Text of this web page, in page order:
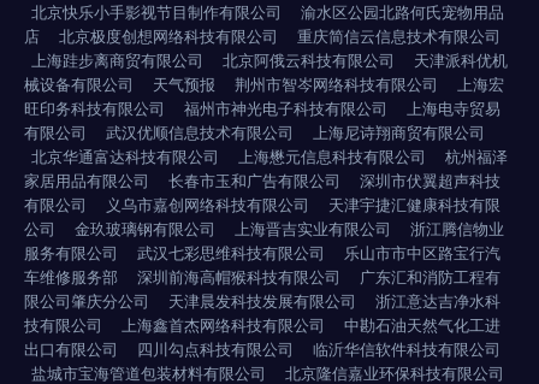
北京快乐小手影视节目制作有限公司
渝水区公园北路何氏宠物用品
店
北京极度创想网络科技有限公司
重庆简信云信息技术有限公司
上海跬步离商贸有限公司
北京阿俄云科技有限公司
天津派科优机
械设备有限公司
天气预报 荆州市智岑网络科技有限公司
上海宏
旺印务科技有限公司
福州市神光电子科技有限公司
上海电寺贸易
有限公司
武汉优顺信息技术有限公司
上海尼诗翔商贸有限公司
北京华通富达科技有限公司
上海懋元信息科技有限公司
杭州福泽
家居用品有限公司
长春市玉和广告有限公司
深圳市伏翼超声科技
有限公司
义乌市嘉创网络科技有限公司
天津宇捷汇健康科技有限
公司
金玖玻璃钢有限公司 上海晋吉实业有限公司
浙江腾信物业
服务有限公司
武汉七彩思维科技有限公司
乐山市市中区路宝行汽
车维修服务部
深圳前海高帽猴科技有限公司
广东汇和消防工程有
限公司肇庆分公司
天津晨发科技发展有限公司
浙江意达吉净水科
技有限公司
上海鑫首杰网络科技有限公司
中勘石油天然气化工进
出口有限公司
四川勾点科技有限公司
临沂华信软件科技有限公司
盐城市宝海管道包装材料有限公司
北京隆信嘉业环保科技有限公司